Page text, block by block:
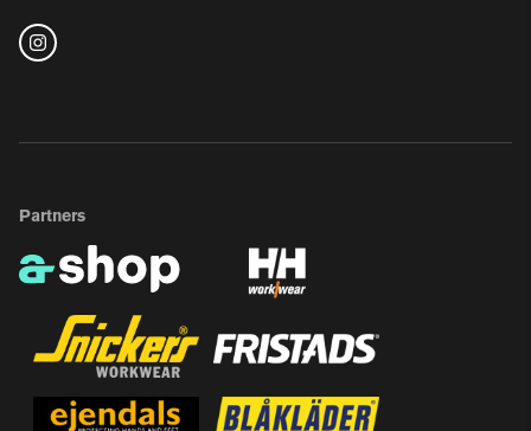
Partners